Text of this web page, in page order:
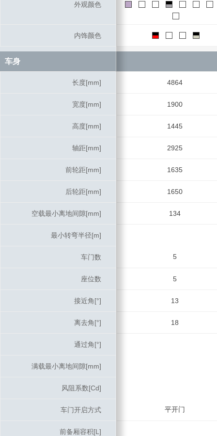
外观颜色
内饰颜色
车身
长度[mm] 4864
宽度[mm] 1900
高度[mm] 1445
轴距[mm] 2925
前轮距[mm] 1635
后轮距[mm] 1650
空载最小离地间隙[mm] 134
最小转弯半径[m]
车门数 5
座位数 5
接近角[°] 13
离去角[°] 18
通过角[°]
满载最小离地间隙[mm]
风阻系数[Cd]
车门开启方式 平开门
前备厢容积[L]
外观颜色
内饰颜色
车身
长度[mm]
宽度[mm]
高度[mm]
轴距[mm]
前轮距[mm]
后轮距[mm]
空载最小离地间隙[mm]
最小转弯半径[m]
车门数
座位数
接近角[°]
离去角[°]
通过角[°]
满载最小离地间隙[mm]
风阻系数[Cd]
车门开启方式
前备厢容积[L]